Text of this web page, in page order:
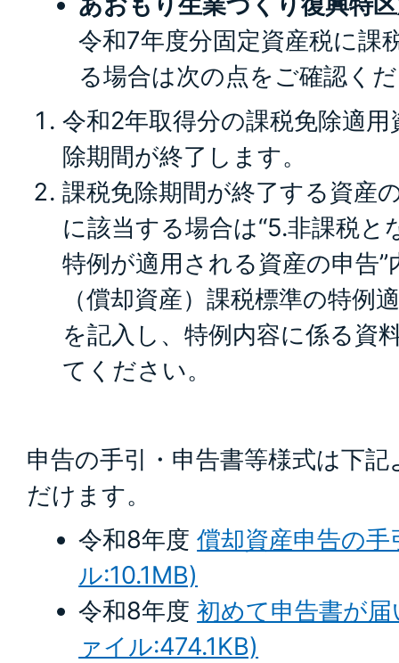
令和7年度分固定資産税に課
る場合は次の点をご確認く
令和2年取得分の課税免除適
除期間が終了します。
課税免除期間が終了する資産
に該当する場合は“5.非課税と
特例が適用される資産の申告
（償却資産）課税標準の特例
を記入し、特例内容に係る資
てください。
申告の手引・申告書等様式は下
だけます。
令和8年度償却資産申告の
ル:10.1MB)
令和8年度初めて申告書が
ァイル:474.1KB)